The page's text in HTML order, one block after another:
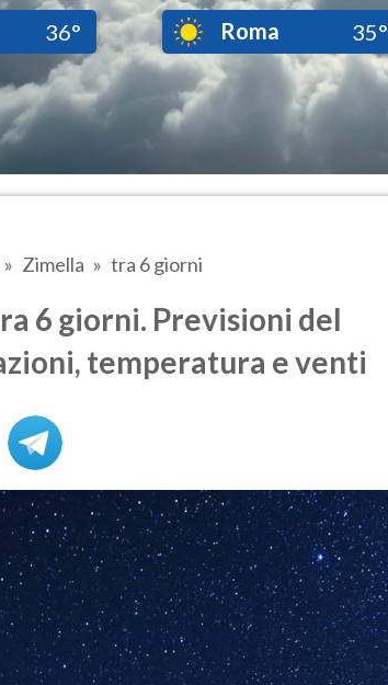
36° Roma 35°
Zimella tra 6 giorni
6 giorni. Previsioni del
temperatura e venti